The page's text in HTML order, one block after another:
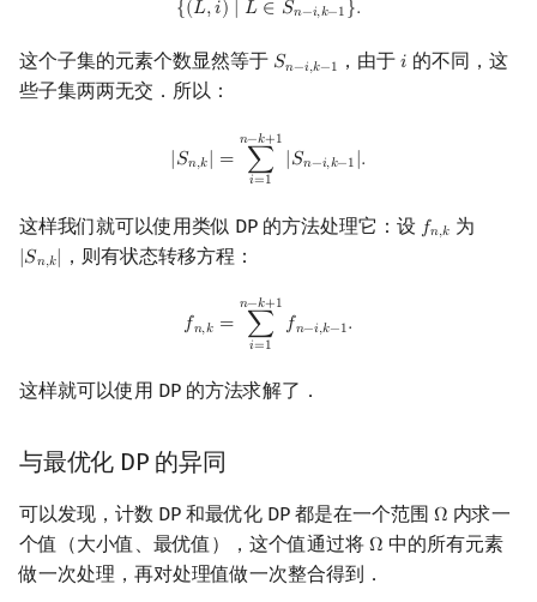
Lyndon 分解
离散对数
高次剩余 & 单位根
类欧几里德算法
序理论
Berlekamp–Massey 算法
动态树
手指树
平面图
网络流
LGV 引理
最大团搜索算法
{(𝐿,𝑖) ∣ 𝐿 ∈ 𝑆𝑛−𝑖,𝑘−1}.
这个子集的元素个数显然等于 𝑆𝑛−𝑖,𝑘−1
Sn−i,k−1 ，由于𝑖
i 的不同，这
些子集两两无交．所以：
|𝑆𝑛,𝑘| =
𝑛−𝑘+1
∑
𝑖=1
|𝑆𝑛−𝑖,𝑘−1|.
=1n−k+
这样我们就可以使用类似 DP 的方法处理它：设 𝑓𝑛,𝑘
fn,k 为
|𝑆𝑛,𝑘|
|Sn,k ，则有状态转移方程：
𝑓𝑛,𝑘 =
𝑛−𝑘+1
∑
𝑖=1
𝑓𝑛−𝑖,𝑘−1.
=1n−k+
这样就可以使用 DP 的方法求解了．
与最优化 DP 的异同
可以发现，计数 DP 和最优化 DP 都是在一个范围 Ω
Ω 内求一
个值（大小值、最优值），这个值通过将 Ω
Ω 中的所有元素
做一次处理，再对处理值做一次整合得到．